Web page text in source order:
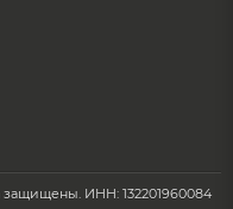
защищены. ИНН: 132201960084